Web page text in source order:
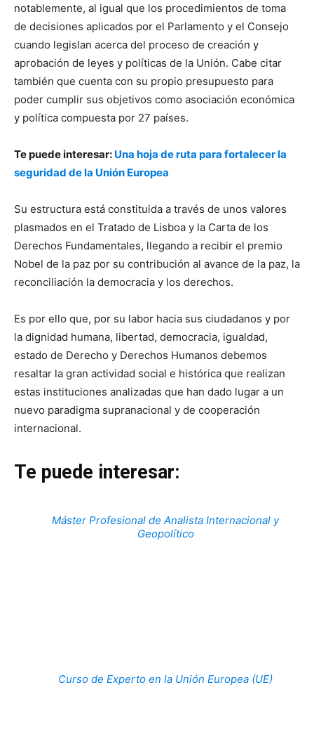
notablemente, al igual que los procedimientos de toma
de decisiones aplicados por el Parlamento y el Consejo
cuando legislan acerca del proceso de creación y
aprobación de leyes y políticas de la Unión. Cabe citar
también que cuenta con su propio presupuesto para
poder cumplir sus objetivos como asociación económica
y política compuesta por 27 países.
Te puede interesar: Una hoja de ruta para fortalecer la
seguridad de la Unión Europea
Su estructura está constituida a través de unos valores
plasmados en el Tratado de Lisboa y la Carta de los
Derechos Fundamentales, llegando a recibir el premio
Nobel de la paz por su contribución al avance de la paz, la
reconciliación la democracia y los derechos.
Es por ello que, por su labor hacia sus ciudadanos y por
la dignidad humana, libertad, democracia, igualdad,
estado de Derecho y Derechos Humanos debemos
resaltar la gran actividad social e histórica que realizan
estas instituciones analizadas que han dado lugar a un
nuevo paradigma supranacional y de cooperación
internacional.
Te puede interesar:
Máster Profesional de Analista Internacional y
Geopolítico
Curso de Experto en la Unión Europea (UE)